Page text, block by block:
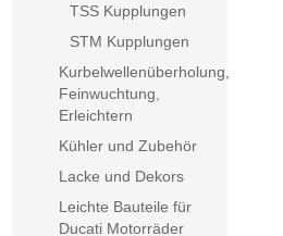
TSS Kupplungen
STM Kupplungen
Kurbelwellenüberholung,
Feinwuchtung,
Erleichtern
Kühler und Zubehör
Lacke und Dekors
Leichte Bauteile für
Ducati Motorräder